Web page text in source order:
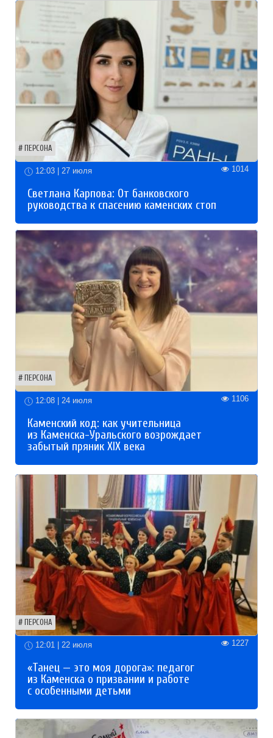
ПЕРСОНА
12:03 | 27 июля 1014
Светлана Карпова: От банковского
руководства к спасению каменских стоп
ПЕРСОНА
12:08 | 24 июля 1106
Каменский код: как учительница
из Каменска-Уральского возрождает
забытый пряник XIX века
ПЕРСОНА
12:01 | 22 июля 1227
«Танец — это моя дорога»: педагог
из Каменска о призвании и работе
с особенными детьми